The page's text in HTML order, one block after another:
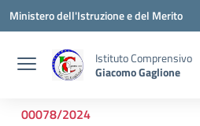
Vai ai contenuti
Vai al menu di navigazione
Vai al footer
Ministero dell'Istruzione e del Merito
Istituto Comprensivo
Giacomo Gaglione
00078/2024